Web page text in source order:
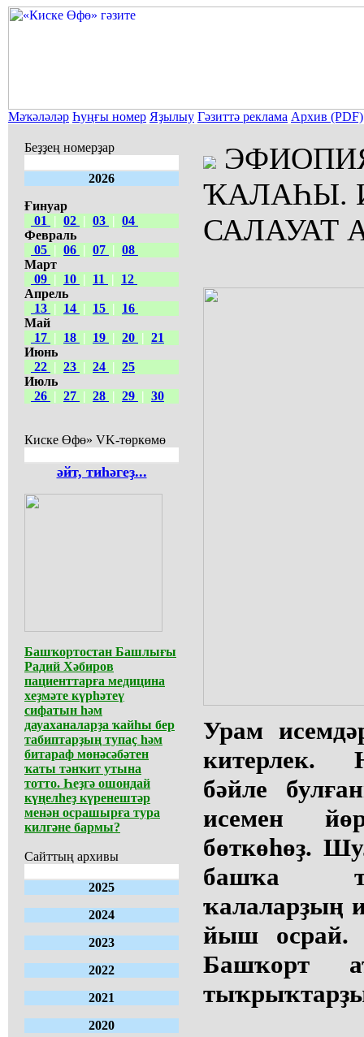
Мәҡәләләр Һуңғы номер Яҙылыу Гәзиттә реклама Архив (PDF)
Беҙҙең номерҙар
2026
Ғинуар
01
| 02 | 03 | 04
Февраль
05 | 06 | 07 | 08
Март
09 | 10 | 11 |
12
Апрель
13 | 14 | 15 |
16
Май
17 | 18 | 19 | 20 | 21
Июнь
22 | 23 | 24 | 25
Июль
26 | 27 | 28 | 29 | 30
Киске Өфө» VK-төркөмө
әйт, тиһәгеҙ...
Башҡортостан Башлығы
Радий Хәбиров
пациенттарға медицина
хеҙмәте күрһәтеү
сифатын һәм
дауаханаларҙа ҡайһы бер
табиптарҙың тупаҫ һәм
битараф мөнәсәбәтен
ҡаты тәнҡит утына
тотто. Һеҙгә ошондай
күңелһеҙ күренештәр
менән осрашырға тура
килгәне бармы?
Сайттың архивы
2025
2024
2023
2022
2021
2020
ҠАЛАҺЫ.
САЛАУАТ
Урам
китерлек.
бәйле
исемен
бөткөһөҙ.
башҡа
ҡалаларҙың
йыш осрай.
Башҡорт